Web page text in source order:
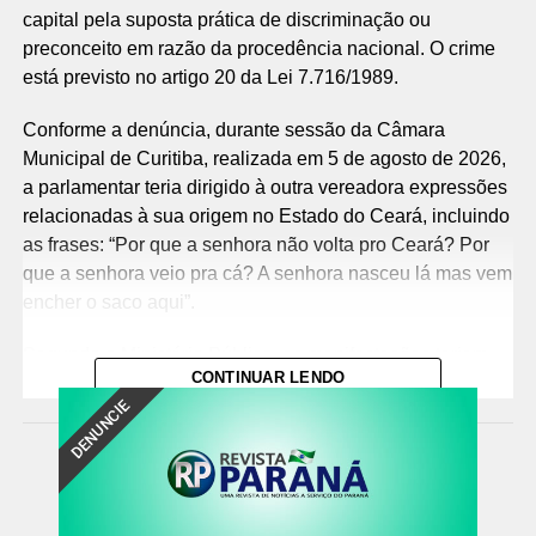
capital pela suposta prática de discriminação ou
preconceito em razão da procedência nacional. O crime
está previsto no artigo 20 da Lei 7.716/1989.
Conforme a denúncia, durante sessão da Câmara
Municipal de Curitiba, realizada em 5 de agosto de 2026,
a parlamentar teria dirigido à outra vereadora expressões
relacionadas à sua origem no Estado do Ceará, incluindo
as frases: “Por que a senhora não volta pro Ceará? Por
que a senhora veio pra cá? A senhora nasceu lá mas vem
encher o saco aqui”.
Segundo o Ministério Público, as manifestações teriam
sido proferidas com a intenção de ofender e humilhar a
vítima, além de menosprezar e discriminar, de forma mais
ampla, pessoas de origem cearense, configurando, em
tese, discriminação por procedência nacional.
CONTINUAR LENDO
DENUNCIE